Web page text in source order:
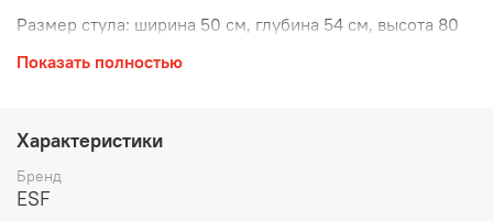
Размер стула: ширина 50 см, глубина 54 см, высота 80
Показать полностью
Характеристики
Бренд
ESF